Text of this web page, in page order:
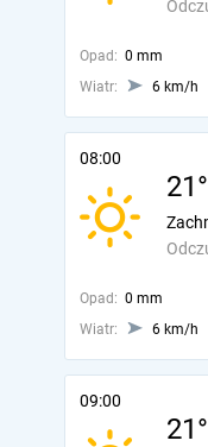
Opad: 0 mm
Wiatr:
6 km/h
08:00
Opad: 0 mm
Wiatr:
6 km/h
09:00